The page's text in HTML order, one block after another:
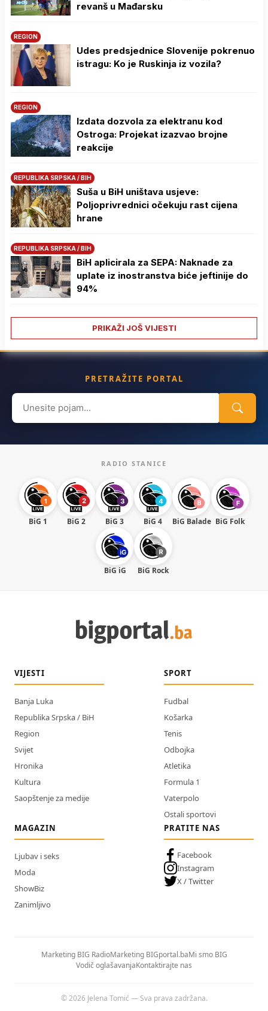
revanš u Mađarsku
REGION
Udes predsjednice Slovenije pokrenuo
istragu: Ko je Ruskinja iz vozila?
REGION
Izdata dozvola za elektranu kod
Ostroga: Projekat izazvao brojne
reakcije
REPUBLIKA SRPSKA / BIH
Suša u BiH uništava usjeve:
Poljoprivrednici očekuju rast cijena
hrane
REPUBLIKA SRPSKA / BIH
BiH aplicirala za SEPA: Naknade za
uplate iz inostranstva biće jeftinije do
94%
PRIKAŽI JOŠ VIJESTI
PRETRAŽITE PORTAL
Search
for:
RADIO STANICE
BiG 1 BiG 2 BiG 3 BiG 4 BiG Balade BiG Folk
BiG iG BiG Rock
VIJESTI
Banja Luka
Republika Srpska / BiH
Region
Svijet
Hronika
Kultura
Saopštenje za medije
SPORT
Fudbal
Košarka
Tenis
Odbojka
Atletika
Formula 1
Vaterpolo
Ostali sportovi
MAGAZIN
Ljubav i seks
Moda
ShowBiz
Zanimljivo
PRATITE NAS
Facebook
Instagram
X / Twitter
Marketing BIG RadioMarketing BIGportal.baMi smo BIG
Vodič oglašavanjaKontaktirajte nas
© 2026 Jelena Tomić — Sva prava zadržana.